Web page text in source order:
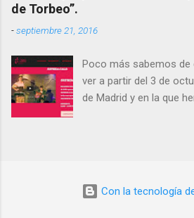
de Torbeo”.
-septiembre 21, 2016
Poco más sabemos
ver a partir del 3 de
de Madrid y en la que
verla.- Sinopsis corta
En nuestra vida vamos
experiencias en el
Con la tecnología